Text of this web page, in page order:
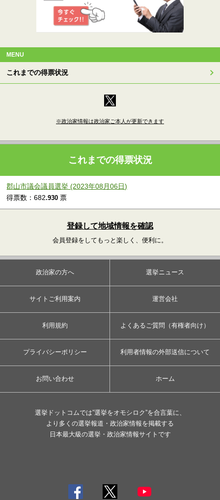
MENU
これまでの得票状況
※政治家情報は政治家ご本人が更新できます
これまでの得票状況
郡山市議会議員選挙 (2023年08月06日)
得票数：682.930 票
登録して地域情報を確認
会員登録をしてもっと楽しく、便利に。
政治家の方へ 選挙ニュース
サイトご利用案内 運営会社
利用規約 よくあるご質問（有権者向け）
プライバシーポリシー 利用者情報の外部送信について
お問い合わせ ホーム
選挙ドットコムでは”選挙をオモシロク”を合言葉に、
より多くの選挙報道・政治家情報を掲載する
日本最大級の選挙・政治家情報サイトです